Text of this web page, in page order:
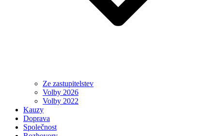
Ze zastupitelstev
Volby 2026
Volby 2022
Kauzy
Doprava
Společnost